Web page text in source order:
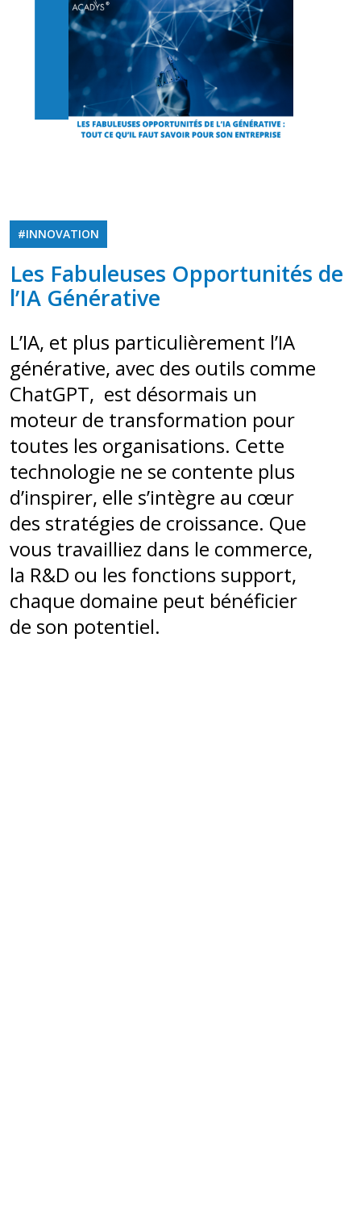
#INNOVATION
Les Fabuleuses Opportunités de
l’IA Générative
L’IA, et plus particulièrement l’IA
générative, avec des outils comme
ChatGPT, est désormais un
moteur de transformation pour
toutes les organisations. Cette
technologie ne se contente plus
d’inspirer, elle s’intègre au cœur
des stratégies de croissance. Que
vous travailliez dans le commerce,
la R&D ou les fonctions support,
chaque domaine peut bénéficier
de son potentiel.